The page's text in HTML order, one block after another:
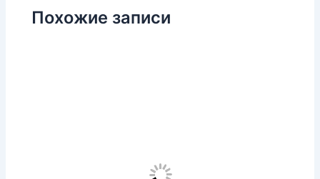
Похожие записи